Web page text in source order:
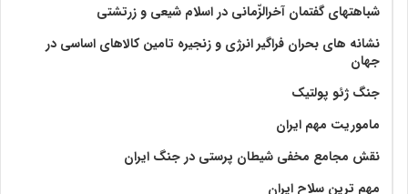
شباهتهای گفتمان آخر‌الزّمانی در اسلام شیعی و زرتشتی
نشانه های بحران فراگیر انرژی و زنجیره تامین کالاهای اساسی در
جهان
جنگ ژئو پولتیک
ماموریت مهم ایران
نقش مجامع مخفی شیطان پرستی در جنگ ایران
مهم ترین سلاح ایران